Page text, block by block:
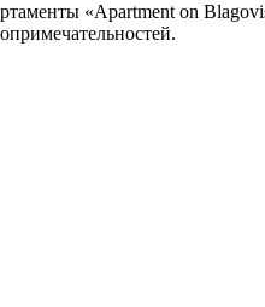
«Apartment on